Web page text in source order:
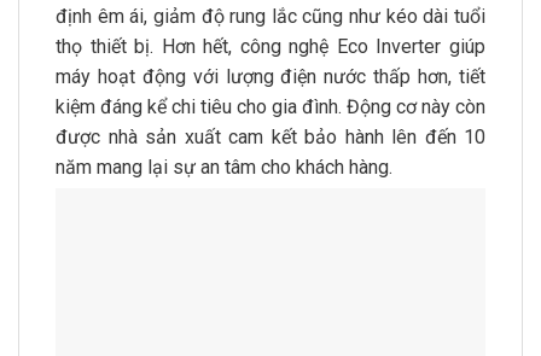
định êm ái, giảm độ rung lắc cũng như kéo dài tuổi
thọ thiết bị. Hơn hết, công nghệ Eco Inverter giúp
máy hoạt động với lượng điện nước thấp hơn, tiết
kiệm đáng kể chi tiêu cho gia đình. Động cơ này còn
được nhà sản xuất cam kết bảo hành lên đến 10
năm mang lại sự an tâm cho khách hàng.